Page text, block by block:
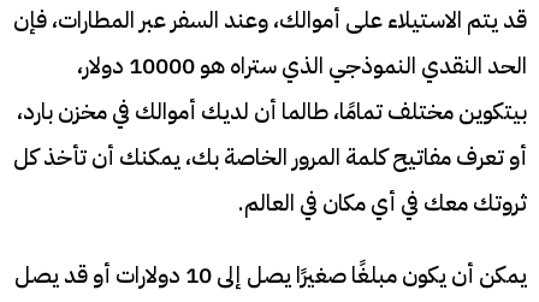
قد يتم الاستيلاء على أموالك، وعند السفر عبر المطارات، فإن
الحد النقدي النموذجي الذي ستراه هو 10000 دولار،
بيتكوين مختلف تمامًا، طالما أن لديك أموالك في مخزن بارد،
أو تعرف مفاتيح كلمة المرور الخاصة بك، يمكنك أن تأخذ كل
ثروتك معك في أي مكان في العالم.
يمكن أن يكون مبلغًا صغيرًا يصل إلى 10 دولارات أو قد يصل